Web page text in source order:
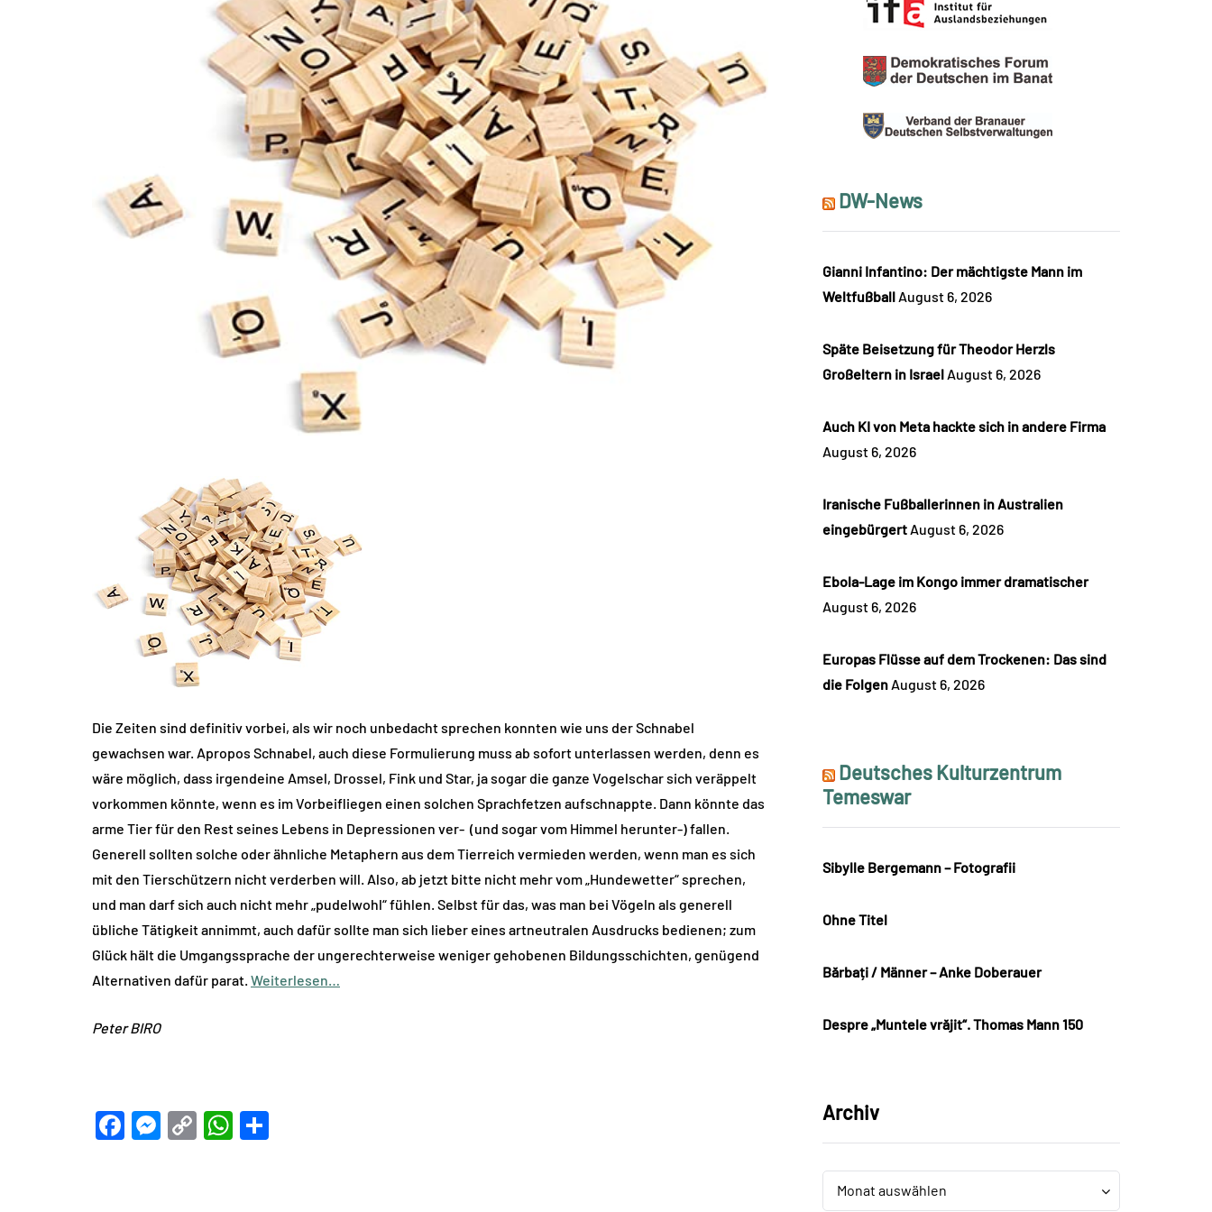
Die Zeiten sind definitiv vorbei, als wir noch unbedacht sprechen konnten wie uns der Schnabel
gewachsen war. Apropos Schnabel, auch diese Formulierung muss ab sofort unterlassen werden, denn es
wäre möglich, dass irgendeine Amsel, Drossel, Fink und Star, ja sogar die ganze Vogelschar sich veräppelt
vorkommen könnte, wenn es im Vorbeifliegen einen solchen Sprachfetzen aufschnappte. Dann könnte das
arme Tier für den Rest seines Lebens in Depressionen ver- (und sogar vom Himmel herunter-) fallen.
Generell sollten solche oder ähnliche Metaphern aus dem Tierreich vermieden werden, wenn man es sich
mit den Tierschützern nicht verderben will. Also, ab jetzt bitte nicht mehr vom „Hundewetter“ sprechen,
und man darf sich auch nicht mehr „pudelwohl“ fühlen. Selbst für das, was man bei Vögeln als generell
übliche Tätigkeit annimmt, auch dafür sollte man sich lieber eines artneutralen Ausdrucks bedienen; zum
Glück hält die Umgangssprache der ungerechterweise weniger gehobenen Bildungsschichten, genügend
Alternativen dafür parat. Weiterlesen…
Peter BIRO
Facebook
Messenger
CopyWhatsApp
DW-News
Gianni Infantino: Der mächtigste Mann im
Weltfußball August 6, 2026
Späte Beisetzung für Theodor Herzls
Großeltern in Israel August 6, 2026
Auch KI von Meta hackte sich in andere Firma
August 6, 2026
Iranische Fußballerinnen in Australien
eingebürgert August 6, 2026
Ebola-Lage im Kongo immer dramatischer
August 6, 2026
Europas Flüsse auf dem Trockenen: Das sind
die Folgen August 6, 2026
Deutsches Kulturzentrum
Temeswar
Sibylle Bergemann – Fotografii
Ohne Titel
Bărbați / Männer – Anke Doberauer
Despre „Muntele vrăjit“. Thomas Mann 150
Archiv
Archiv
Monat auswählen
Archiv